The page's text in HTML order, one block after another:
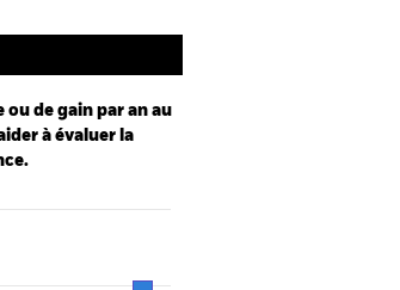
de gain par an au
à évaluer la